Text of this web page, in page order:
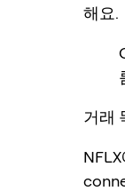
해요.
거래